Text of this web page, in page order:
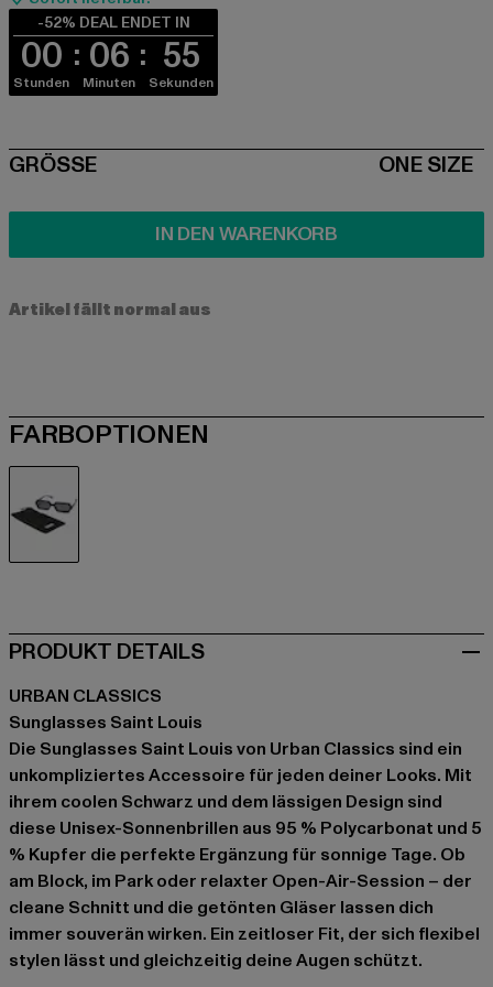
-52% DEAL ENDET IN
00
Stunden
06
Minuten
55
Sekunden
SIZE
GRÖSSE ONE SIZE
IN DEN WARENKORB
Artikel fällt normal aus
FARBOPTIONEN
PRODUKT DETAILS
URBAN CLASSICS
Sunglasses Saint Louis
Die Sunglasses Saint Louis von Urban Classics sind ein
unkompliziertes Accessoire für jeden deiner Looks. Mit
ihrem coolen Schwarz und dem lässigen Design sind
diese Unisex-Sonnenbrillen aus 95 % Polycarbonat und 5
% Kupfer die perfekte Ergänzung für sonnige Tage. Ob
am Block, im Park oder relaxter Open-Air-Session – der
cleane Schnitt und die getönten Gläser lassen dich
immer souverän wirken. Ein zeitloser Fit, der sich flexibel
stylen lässt und gleichzeitig deine Augen schützt.